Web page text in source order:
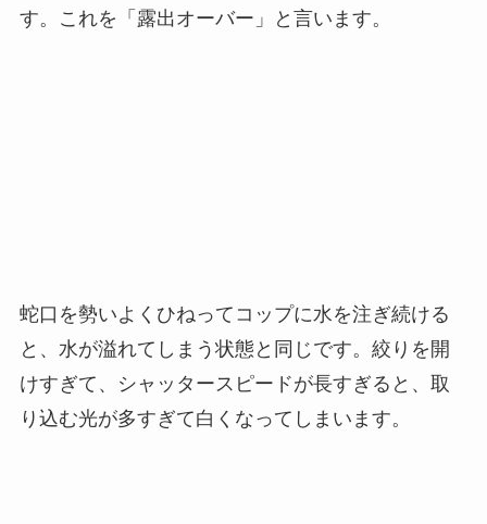
す。これを「露出オーバー」と言います。
蛇口を勢いよくひねってコップに水を注ぎ続ける
と、水が溢れてしまう状態と同じです。絞りを開
けすぎて、シャッタースピードが長すぎると、取
り込む光が多すぎて白くなってしまいます。